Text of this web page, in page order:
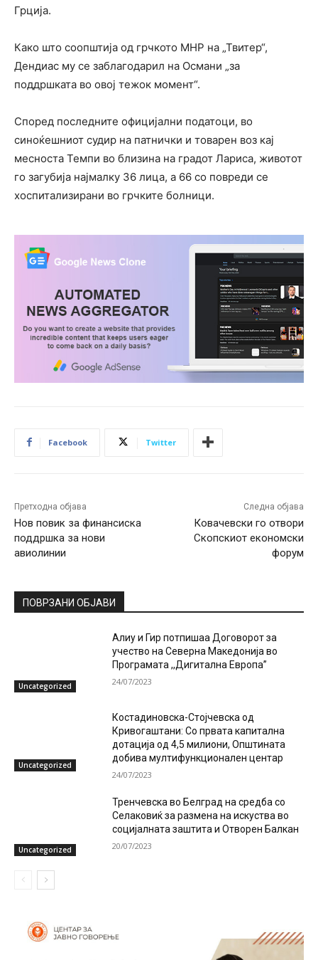
Грција.
Како што соопштија од грчкото МНР на „Твитер“,
Дендиас му се заблагодарил на Османи „за
поддршката во овој тежок момент“.
Според последните официјални податоци, во
синоќешниот судир на патнички и товарен воз кај
месноста Темпи во близина на градот Лариса, животот
го загубија најмалку 36 лица, а 66 со повреди се
хоспитализирани во грчките болници.
Facebook Twitter
Претходна објава
Нов повик за финансиска
поддршка за нови
авиолинии
Следна објава
Ковачевски го отвори
Скопскиот економски
форум
ПОВРЗАНИ ОБЈАВИ
Uncategorized
Алиу и Гир потпишаа Договорот за
учество на Северна Македонија во
Програмата ,,Дигитална Европа”
24/07/2023
Uncategorized
Костадиновска-Стојчевска од
Кривогаштани: Со првата капитална
дотација од 4,5 милиони, Општината
добива мултифункционален центар
24/07/2023
Uncategorized
Тренчевска во Белград на средба со
Селаковиќ за размена на искуства во
социјалната заштита и Отворен Балкан
20/07/2023